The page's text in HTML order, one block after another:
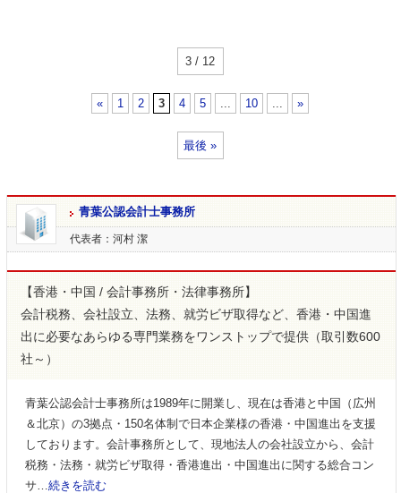
3 / 12
« 1 2 3 4 5 10 »
最後 »
青葉公認会計士事務所
代表者：河村 潔
【香港・中国 / 会計事務所・法律事務所】
会計税務、会社設立、法務、就労ビザ取得など、香港・中国進
出に必要なあらゆる専門業務をワンストップで提供（取引数600
社～）
青葉公認会計士事務所は1989年に開業し、現在は香港と中国（広州
＆北京）の3拠点・150名体制で日本企業様の香港・中国進出を支援
しております。会計事務所として、現地法人の会社設立から、会計
税務・法務・就労ビザ取得・香港進出・中国進出に関する総合コン
サ… 続きを読む